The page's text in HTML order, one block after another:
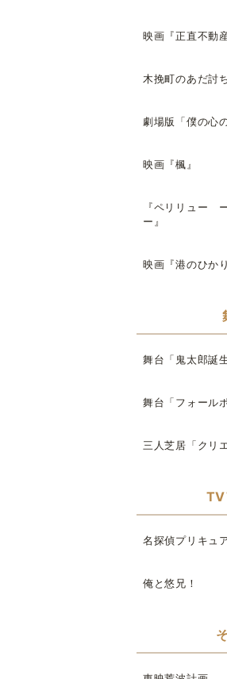
映画『正直不動産
木挽町のあだ討
劇場版「僕の心
映画『楓』
『ペリリュー
ー』
映画『港のひかり
舞台「鬼太郎誕
舞台「フォール
三人芝居「クリ
TV
名探偵プリキュ
俺と悠兄！